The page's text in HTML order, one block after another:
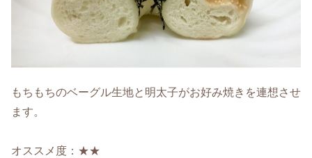
もちもちのベーグル生地と明太子がお好み焼きを連想させ
ます。
オススメ度：★★